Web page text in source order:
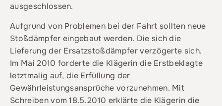
ausgeschlossen.
Aufgrund von Problemen bei der Fahrt sollten neue
Stoßdämpfer eingebaut werden. Die sich die
Lieferung der Ersatzstoßdämpfer verzögerte sich.
Im Mai 2010 forderte die Klägerin die Erstbeklagte
letztmalig auf, die Erfüllung der
Gewährleistungsansprüche vorzunehmen. Mit
Schreiben vom 18.5.2010 erklärte die Klägerin die